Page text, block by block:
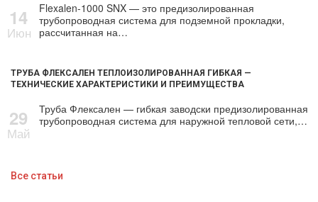
14
Июн
Flexalen-1000 SNX — это предизолированная
трубопроводная система для подземной прокладки,
рассчитанная на…
ТРУБА ФЛЕКСАЛЕН ТЕПЛОИЗОЛИРОВАННАЯ ГИБКАЯ —
ТЕХНИЧЕСКИЕ ХАРАКТЕРИСТИКИ И ПРЕИМУЩЕСТВА
29
Май
Труба Флексален — гибкая заводски предизолированная
трубопроводная система для наружной тепловой сети,…
Все статьи